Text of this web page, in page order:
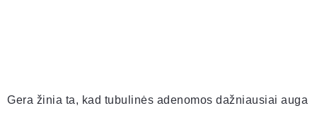
Gera žinia ta, kad tubulinės adenomos dažniausiai auga